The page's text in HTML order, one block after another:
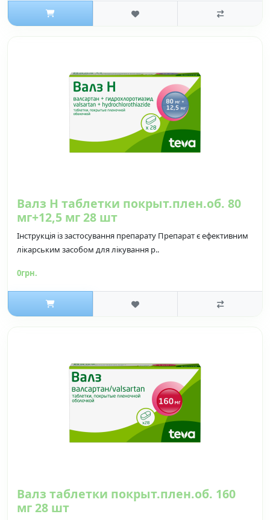
Валз Н таблетки покрыт.плен.об. 80
мг+12,5 мг 28 шт
Інструкція із застосування препарату Препарат є ефективним
лікарським засобом для лікування р..
0грн.
Валз таблетки покрыт.плен.об. 160
мг 28 шт